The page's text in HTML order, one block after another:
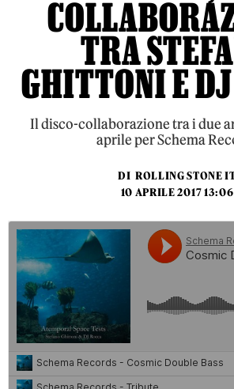
TRA
GHITTONI E
Il disco-collaborazione tra i due
aprile per Schema
DI ROLLING STONE
10 APRILE 2017 13:06